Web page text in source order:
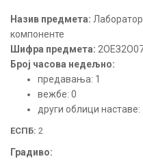
Назив предмета:
компоненте
Шифра предмета:
Број часова недељно:
предавања: 1
вежбе: 0
други облици наставе:
ЕСПБ: 2
Градиво: